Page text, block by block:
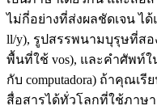
ไม่กี่อย่างที่ส่งผลชัดเจน ได้
ll/y), รูปสรรพนามบุรุษที่สอง
พื้นที่ใช้ vos), และคำศัพท์ใ
กับ computadora) ถ้าคุณเ
สื่อสารได้ทั่วโลกที่ใช้ภาษ